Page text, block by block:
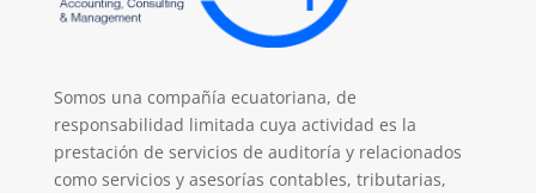
Somos una compañía ecuatoriana, de
responsabilidad limitada cuya actividad es la
prestación de servicios de auditoría y relacionados
como servicios y asesorías contables, tributarias,